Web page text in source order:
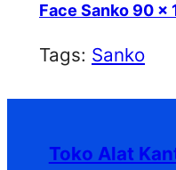
Face Sanko 90 x
Tags: Sanko
Toko Alat